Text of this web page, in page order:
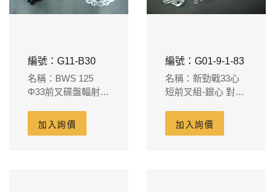
編號：G11-B30
名稱：BWS 125
Φ33前叉碟盤輻射卡
加入詢價
編號：G01-9-1-83
名稱：新勁戰33心
短前叉組-銀心 對應
260m/m碟盤(約短
6cm)
加入詢價